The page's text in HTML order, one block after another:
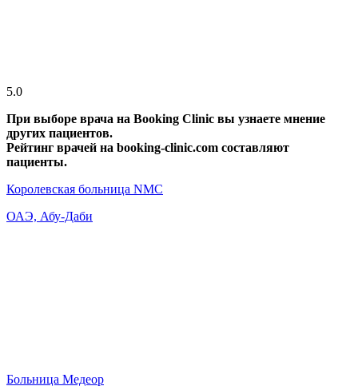
5.0
При выборе врача на Booking Clinic вы узнаете мнение
других пациентов.
Рейтинг врачей на booking-clinic.com составляют
пациенты.
Королевская больница NMC
ОАЭ, Абу-Даби
Больница Медеор